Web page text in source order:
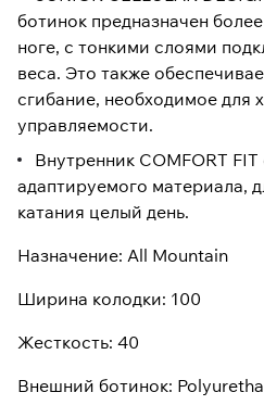
ботинок предназначен
ноге, с тонкими слоями
веса. Это также
сгибание, необходимое для
управляемости.
Внутренник COMFORT
адаптируемого материала,
катания целый день.
Назначение: All Mountain
Ширина колодки: 100
Жесткость: 40
Внешний ботинок: